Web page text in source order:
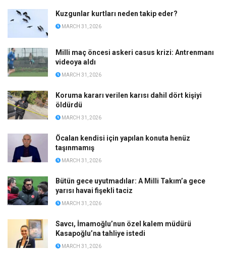
Kuzgunlar kurtları neden takip eder?
MARCH 31, 2026
Milli maç öncesi askeri casus krizi: Antrenmanı
videoya aldı
MARCH 31, 2026
Koruma kararı verilen karısı dahil dört kişiyi
öldürdü
MARCH 31, 2026
Öcalan kendisi için yapılan konuta henüz
taşınmamış
MARCH 31, 2026
Bütün gece uyutmadılar: A Milli Takım’a gece
yarısı havai fişekli taciz
MARCH 31, 2026
Savcı, İmamoğlu’nun özel kalem müdürü
Kasapoğlu’na tahliye istedi
MARCH 31, 2026